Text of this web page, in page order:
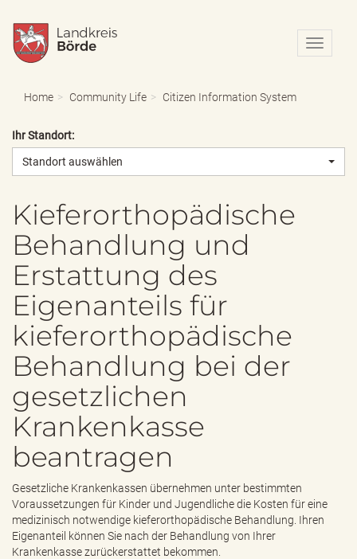
N
a
o
Home Community Life Citizen Information System
Ihr Standort:
Standort auswählen
Kieferorthopädische
Behandlung und
Erstattung des
Eigenanteils für
kieferorthopädische
Behandlung bei der
gesetzlichen
Krankenkasse
beantragen
Gesetzliche Krankenkassen übernehmen unter bestimmten
Voraussetzungen für Kinder und Jugendliche die Kosten für eine
medizinisch notwendige kieferorthopädische Behandlung. Ihren
Eigenanteil können Sie nach der Behandlung von Ihrer
Krankenkasse zurückerstattet bekommen.